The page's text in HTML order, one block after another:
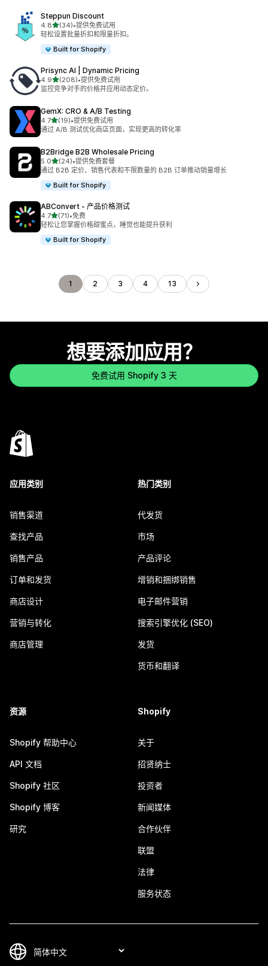
Steppun Discount
4.8星（满分 5 星）
(34)
总共 34 条评论
•提供免费试用
轻松设置批量折扣和限量折扣。
Built for Shopify
Prisync AI | Dynamic Pricing
4.9星（满分 5 星）
(208)
总共 208 条评论
•提供免费试用
监控竞争对手的价格并应用动态定价。
GemX: CRO & A/B Testing
4.7星（满分 5 星）
(19)
总共 19 条评论
•提供免费试用
通过 A/B 测试优化商店页面，实现更高的转化率
B2Bridge B2B Wholesale Pricing
5.0星（满分 5 星）
(24)
总共 24 条评论
•提供免费套餐
通过 B2B 定价、销售代表和不限数量的 B2B 订单推动销量增长
Built for Shopify
ABConvert ‑ 产品价格测试
4.7星（满分 5 星）
(71)
总共 71 条评论
•免费
轻松让您掌握价格甜蜜点，睡觉也能提升获利
Built for Shopify
1 2 3 4 13
想要添加应用？
免费试用 Shopify 3 天
应用类别
销售渠道
查找产品
销售产品
订单和发货
商店设计
营销与转化
商店管理
热门类别
代发货
市场
产品评论
增销和捆绑销售
电子邮件营销
搜索引擎优化 (SEO)
发货
货币和翻译
资源
Shopify 帮助中心
API 文档
Shopify 社区
Shopify 博客
研究
Shopify
关于
招贤纳士
投资者
新闻媒体
合作伙伴
联盟
法律
服务状态